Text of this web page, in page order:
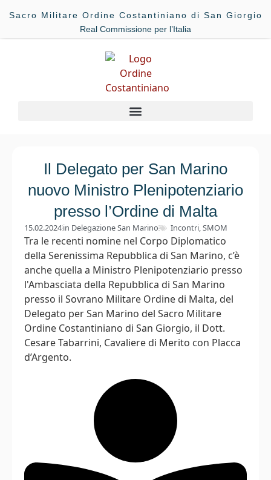
Sacro Militare Ordine Costantiniano di San Giorgio
Real Commissione per l’Italia
Il Delegato per San Marino
nuovo Ministro Plenipotenziario
presso l’Ordine di Malta
15.02.2024in Delegazione San Marino Incontri,SMOM
Tra le recenti nomine nel Corpo Diplomatico
della Serenissima Repubblica di San Marino, c’è
anche quella a Ministro Plenipotenziario presso
l'Ambasciata della Repubblica di San Marino
presso il Sovrano Militare Ordine di Malta, del
Delegato per San Marino del Sacro Militare
Ordine Costantiniano di San Giorgio, il Dott.
Cesare Tabarrini, Cavaliere di Merito con Placca
d’Argento.